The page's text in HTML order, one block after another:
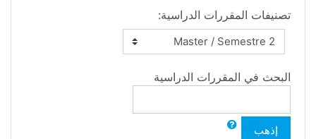
تصنيفات المقررات الدراسية:
البحث في المقررات الدراسية
إذهب